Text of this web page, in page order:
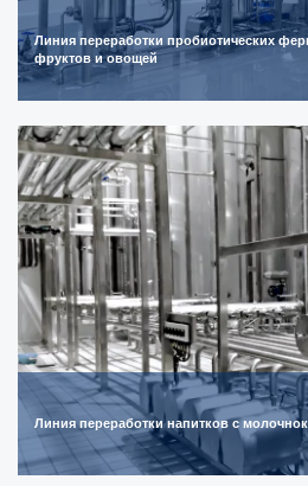
Линия переработки пробиотических
фруктов и овощей
Линия переработки напитков с